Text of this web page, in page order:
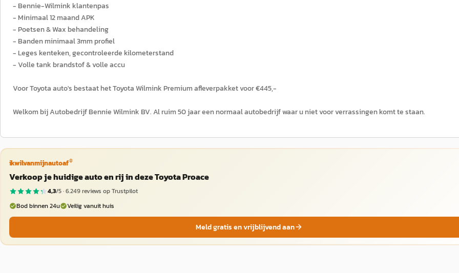
- Bennie-Wilmink klantenpas
- Minimaal 12 maand APK
- Poetsen & Wax behandeling
- Banden minimaal 3mm profiel
- Leges kenteken, gecontroleerde kilometerstand
- Volle tank brandstof & volle accu
Voor Toyota auto's bestaat het Toyota Wilmink Premium afleverpakket voor €445,-
Welkom bij Autobedrijf Bennie Wilmink BV. Al ruim 50 jaar een normaal autobedrijf waar u niet voor verrassingen komt te staan.
ikwilvanmijnautoaf®
Verkoop je huidige auto en rij in deze Toyota Proace
4,3/5 ·6.249reviews op Trustpilot
Bod binnen 24u
Veilig vanuit huis
Meld gratis en vrijblijvend aan